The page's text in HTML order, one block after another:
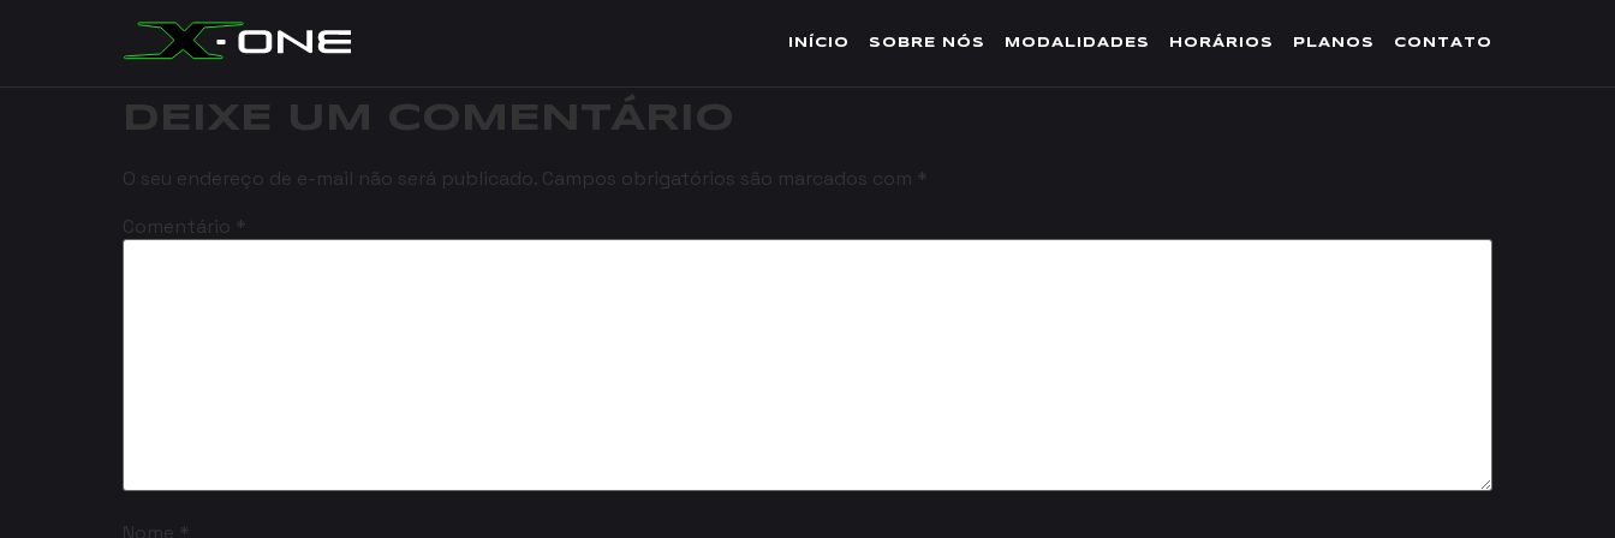
INÍCIO SOBRE NÓS MODALIDADES HORÁRIOS PLANOS CONTATO
X-BURN FUNCIONAL
DEIXE UM COMENTÁRIO
O seu endereço de e-mail não será publicado. Campos obrigatórios são marcados com *
Comentário *
Nome *